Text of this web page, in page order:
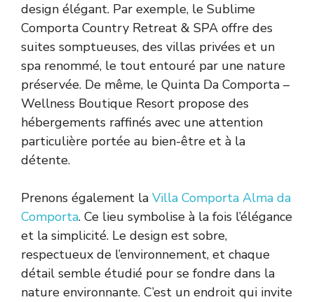
design élégant. Par exemple, le Sublime
Comporta Country Retreat & SPA offre des
suites somptueuses, des villas privées et un
spa renommé, le tout entouré par une nature
préservée. De même, le Quinta Da Comporta –
Wellness Boutique Resort propose des
hébergements raffinés avec une attention
particulière portée au bien-être et à la
détente.
Prenons également la Villa Comporta Alma da
Comporta. Ce lieu symbolise à la fois l’élégance
et la simplicité. Le design est sobre,
respectueux de l’environnement, et chaque
détail semble étudié pour se fondre dans la
nature environnante. C’est un endroit qui invite